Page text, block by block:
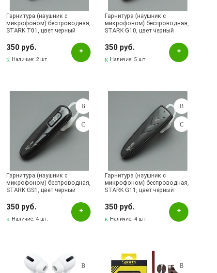
Лениногорск, ул.Гафиатуллина, 9, (ЦЕНТР)
Октябрьский, пр-кт Ленина, 59/1 (ВЕРБА)
СКЛАД Бугульма, ул.Гафиатуллина, 45
Гарнитура (наушник с
микрофоном) беспроводная,
STARK T01, цвет черный
350 руб.
Наличие: 2 шт.
Гарнитура (наушник с
микрофоном) беспроводная,
STARK G10, цвет черный
350 руб.
Наличие:5 шт.
Гарнитура (наушник с
микрофоном) беспроводная,
STARK GS1, цвет черный
350 руб.
Наличие:4 шт.
Гарнитура (наушник с
микрофоном) беспроводная,
STARK G11, цвет черный
350 руб.
Наличие:4 шт.